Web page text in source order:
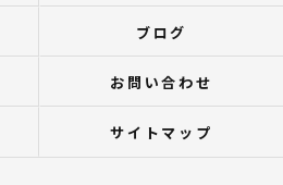
ブログ
お問い合わせ
サイトマップ